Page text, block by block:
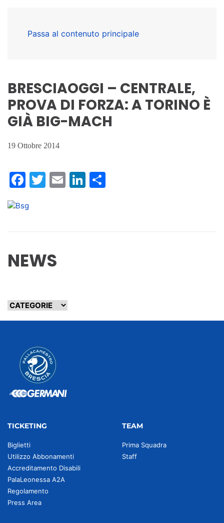
Passa al contenuto principale
BRESCIAOGGI – CENTRALE,
PROVA DI FORZA: A TORINO È
GIÀ BIG-MACH
19 Ottobre 2014
Facebook
Twitter
EmailLinkedIn
NEWS
TICKETING
Biglietti
Utilizzo Abbonamenti
Accreditamento Disabili
PalaLeonessa A2A
Regolamento
Press Area
TEAM
Prima Squadra
Staff